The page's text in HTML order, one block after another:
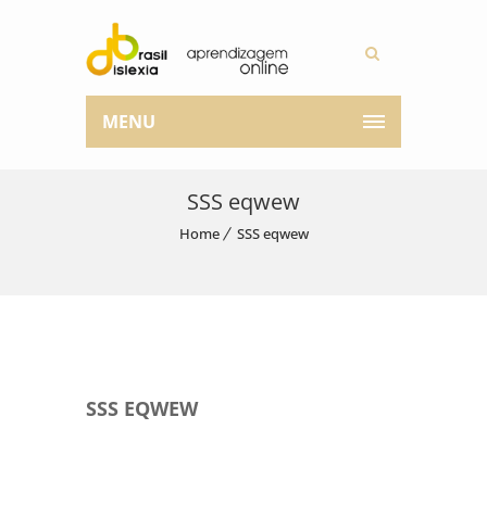
MENU
SSS eqwew
Home SSS eqwew
SSS EQWEW